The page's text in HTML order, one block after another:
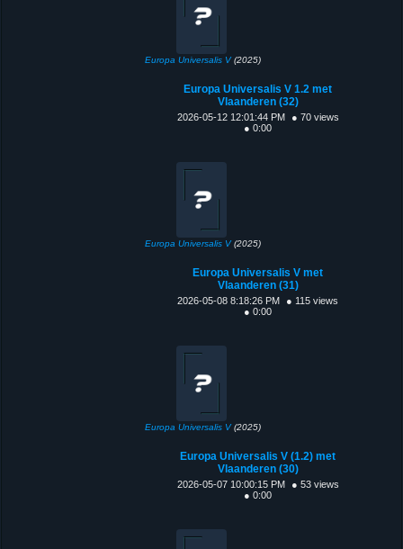
Europa Universalis V(2025)
Europa Universalis V 1.2 met
Vlaanderen (32)
2026-05-12 12:01:44 PM
● 70 views
● 0:00
Europa Universalis V(2025)
Europa Universalis V met
Vlaanderen (31)
2026-05-08 8:18:26 PM
● 115 views
● 0:00
Europa Universalis V(2025)
Europa Universalis V (1.2) met
Vlaanderen (30)
2026-05-07 10:00:15 PM
● 53 views
● 0:00